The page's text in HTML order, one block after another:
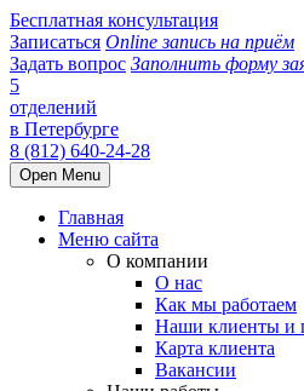
Бесплатная консультация
Записаться Online запись на приём
Задать вопрос Заполнить форму
5
отделений
в Петербурге
8 (812) 640-24-28
Open Menu
Главная
Меню сайта
О компании
О нас
Как мы работаем
Наши клиенты и
Карта клиента
Вакансии